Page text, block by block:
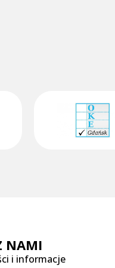
NAMI
i informacje